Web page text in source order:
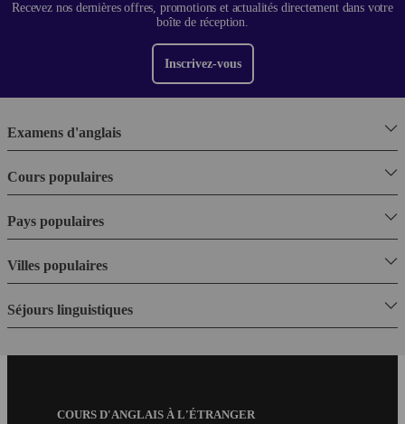
Recevez nos dernières offres, promotions et actualités directement dans votre
boîte de réception.
Inscrivez-vous
Examens d'anglais
Cours populaires
Pays populaires
Villes populaires
Séjours linguistiques
FooterCOURS D'ANGLAIS À L'ÉTRANGER